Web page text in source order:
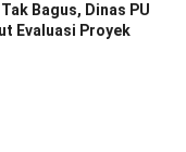
Bagus, Dinas PU
Evaluasi Proyek